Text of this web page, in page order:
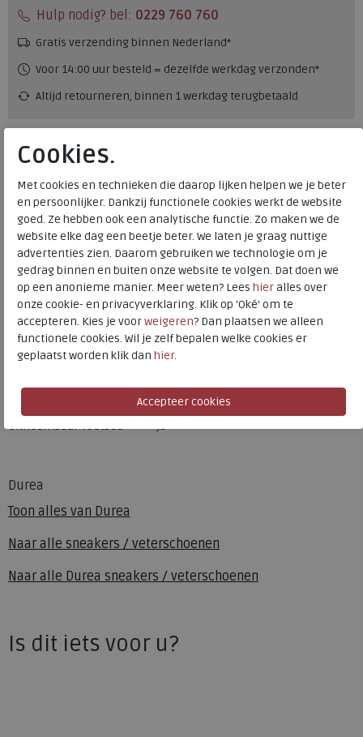
Durea
Toon alles van Durea
Naar alle sneakers / veterschoenen
Naar alle Durea sneakers / veterschoenen
Hulp nodig? bel: 0229 760 760
Gratis verzending binnen Nederland*
Voor 14:00 uur besteld = dezelfde werkdag verzonden*
Altijd retourneren, binnen 1 werkdag terugbetaald
Alternatieve kleuren
Merk
Durea
Fabrikantcode
6263.684.1682
Bestelcode
234.79.000033
Kleur
Antracite
g
Uitneembaar voetbed
ja
Is dit iets voor u?
Cookies.
Met cookies en technieken die daarop lijken helpen we je beter
en persoonlijker. Dankzij functionele cookies werkt de website
goed. Ze hebben ook een analytische functie. Zo maken we de
website elke dag een beetje beter. We laten je graag nuttige
advertenties zien. Daarom gebruiken we technologie om je
gedrag binnen en buiten onze website te volgen. Dat doen we
op een anonieme manier. Meer weten? Lees hieralles over
onze cookie- en privacyverklaring. Klik op 'Oké' om te
accepteren. Kies je voorweigeren? Dan plaatsen we alleen
functionele cookies. Wil je zelf bepalen welke cookies er
geplaatst worden klik dan hier.